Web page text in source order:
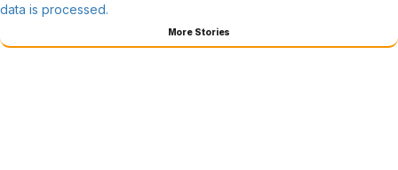
data is processed.
More Stories